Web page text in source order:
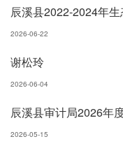
辰溪县2022-2024年
2026-06-22
谢松玲
2026-06-04
辰溪县审计局2026年
2026-05-15